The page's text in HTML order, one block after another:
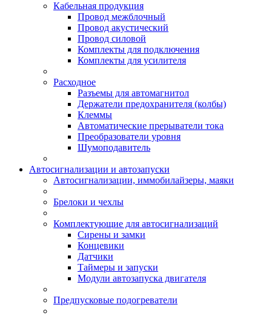
Кабельная продукция
Провод межблочный
Провод акустический
Провод силовой
Комплекты для подключения
Комплекты для усилителя
Расходное
Разъемы для автомагнитол
Держатели предохранителя (колбы)
Клеммы
Автоматические прерыватели тока
Преобразователи уровня
Шумоподавитель
Автосигнализации и автозапуски
Автосигнализации, иммобилайзеры, маяки
Брелоки и чехлы
Комплектующие для автосигнализаций
Сирены и замки
Концевики
Датчики
Таймеры и запуски
Модули автозапуска двигателя
Предпусковые подогреватели